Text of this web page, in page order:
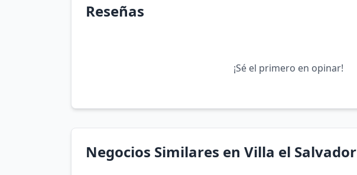
Reseñas
¡Sé el primero en opinar!
Negocios Similares en Villa el Salvador